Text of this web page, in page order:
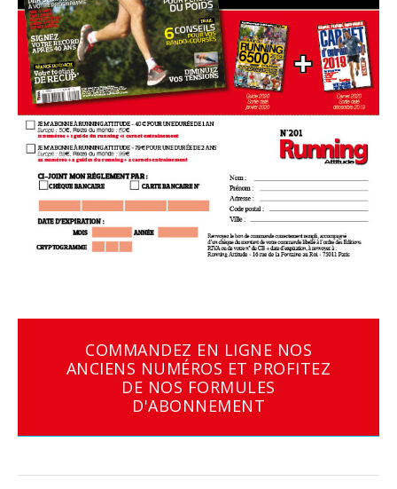
COMMANDEZ EN LIGNE NOS
ANCIENS NUMÉROS ET PROFITEZ
DE NOS FORMULES
D'ABONNEMENT